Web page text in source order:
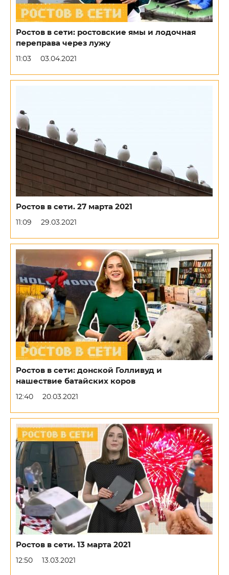
Ростов в сети: ростовские ямы и лодочная
переправа через лужу
11:03 03.04.2021
Ростов в сети. 27 марта 2021
11:09 29.03.2021
Ростов в сети: донской Голливуд и
нашествие батайских коров
12:40 20.03.2021
Ростов в сети. 13 марта 2021
12:50 13.03.2021